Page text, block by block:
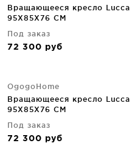
Вращающееся кресло Lucca
95X85X76 CM
Под заказ
72 300 руб
OgogoHome
Вращающееся кресло Lucca
95X85X76 CM
Под заказ
72 300 руб